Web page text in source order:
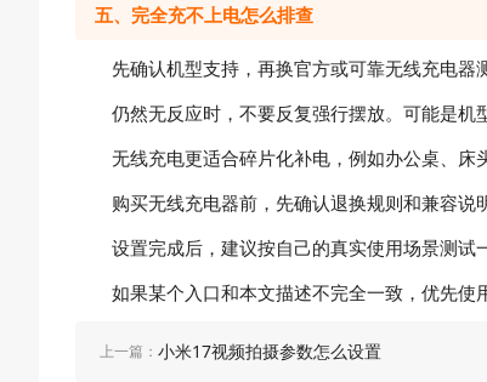
五、完全充不上电怎么排查
先确认机型支持，再换官方或可靠无线充电器
仍然无反应时，不要反复强行摆放。可能是机
无线充电更适合碎片化补电，例如办公桌、床
购买无线充电器前，先确认退换规则和兼容说
设置完成后，建议按自己的真实使用场景测试一
如果某个入口和本文描述不完全一致，优先使用
上一篇： 小米17视频拍摄参数怎么设置